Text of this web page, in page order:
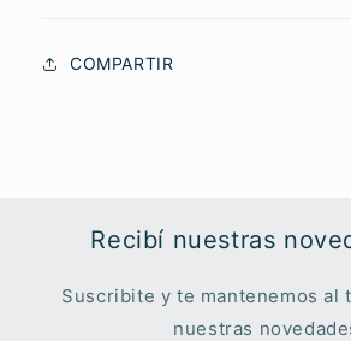
COMPARTIR
Recibí nuestras
Suscribite y te mantenemos al
nuestras